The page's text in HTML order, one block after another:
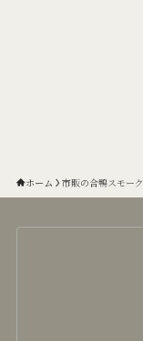
ホーム 市販の合鴨スモーク